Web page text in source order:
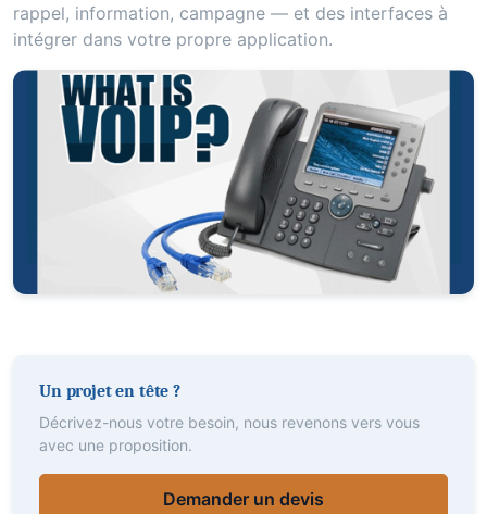
rappel, information, campagne — et des interfaces à
intégrer dans votre propre application.
Un projet en tête ?
Décrivez-nous votre besoin, nous revenons vers vous
avec une proposition.
Demander un devis